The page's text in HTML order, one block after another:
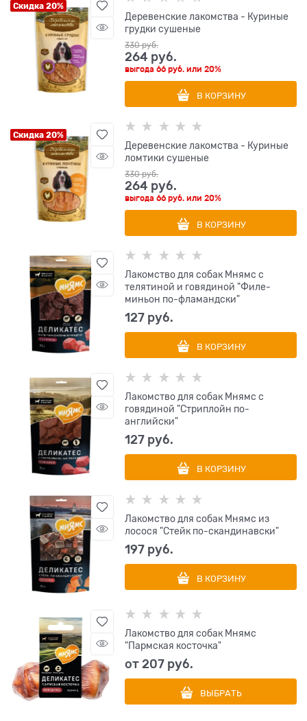
Скидка 20%
Деревенские лакомства - Куриные
грудки сушеные
330 руб.
264 руб.
выгода66 руб. или20%
В КОРЗИНУ
Скидка 20%
Деревенские лакомства - Куриные
ломтики сушеные
330 руб.
264 руб.
выгода66 руб. или20%
В КОРЗИНУ
Лакомство для собак Мнямс с
телятиной и говядиной "Филе-
миньон по-фламандски"
127 руб.
В КОРЗИНУ
Лакомство для собак Мнямс с
говядиной "Стриплойн по-
английски"
127 руб.
В КОРЗИНУ
Лакомство для собак Мнямс из
лосося "Стейк по-скандинавски"
197 руб.
В КОРЗИНУ
Лакомство для собак Мнямс
"Пармская косточка"
от207 руб.
ВЫБРАТЬ